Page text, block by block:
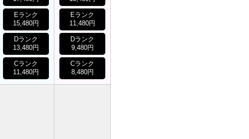
Eランク
15,480円
Dランク
13,480円
Cランク
11,480円
Eランク
11,480円
Dランク
9,480円
Cランク
8,480円